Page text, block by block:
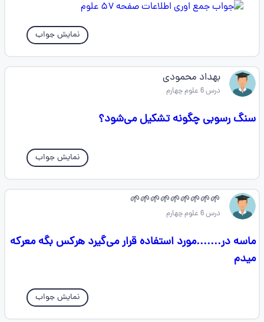
نمایش جواب
بهداد محمودی
درس 6 علوم چهارم
سنگ رسوبی چگونه تشکیل می‌شود؟
نمایش جواب
🌱🌱🌱🌱🌱🌱🌱🌱🌱
درس 6 علوم چهارم
ماسه در.......مورد استفاده قرار می‌گیرد هرکس بگه معرکه
میدم
نمایش جواب